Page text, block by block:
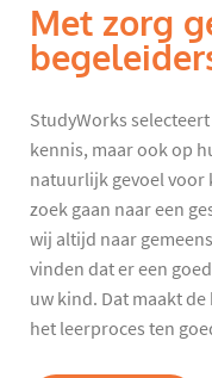
Met zorg
StudyWorks
kennis, maar ook op
natuurlijk gevoel voor
zoek gaan naar een
wij altijd naar
vinden dat er een
uw kind. Dat maakt
het leerproces ten